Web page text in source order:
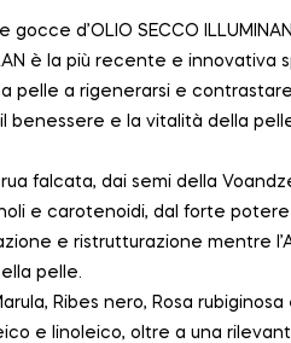
d’OLIO SECCO
è la più recente e
a rigenerarsi e
benessere e la vitalità della
falcata, dai semi della
e carotenoidi, dal forte
e ristrutturazione mentre
pelle.
Ribes nero, Rosa
e linoleico, oltre a una